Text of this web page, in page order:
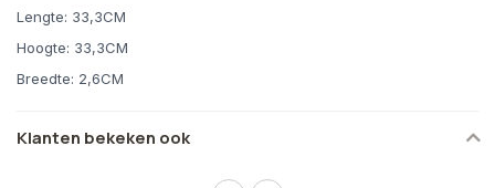
Lengte: 33,3CM
Hoogte: 33,3CM
Breedte: 2,6CM
Klanten bekeken ook